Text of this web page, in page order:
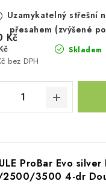
Uzamykatelný střešní
přesahem (zvýšené
Skladem
bez DPH
Kč
ProBar Evo silver
3500 4-dr